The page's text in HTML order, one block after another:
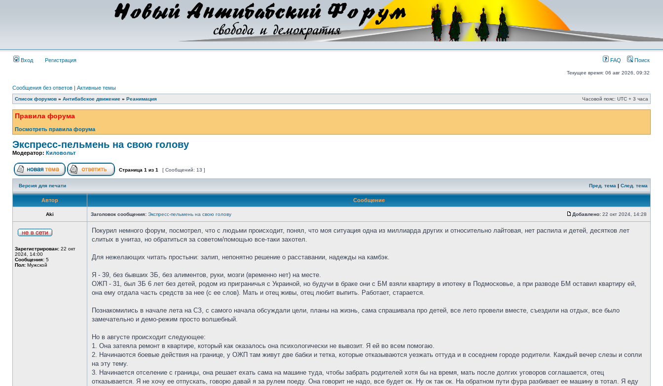
Вход Регистрация FAQ Поиск
Текущее время: 06 авг 2026, 09:32
Сообщения без ответов | Активные темы
Список форумов » Антибабское движение » Реанимация Часовой пояс: UTC + 3 часа
Правила форума
Посмотреть правила форума
Экспресс-пельмень на свою голову
Модератор: Киловольт
Страница 1 из 1 [ Сообщений: 13 ]
Версия для печати Пред. тема | След. тема
Автор Сообщение
Aki Заголовок сообщения: Экспресс-пельмень на свою голову Добавлено: 22 окт 2024, 14:28
Зарегистрирован: 22 окт
2024, 14:00
Сообщения: 5
Пол: Мужской
Покурил немного форум, посмотрел, что с людьми происходит, понял, что моя ситуация одна из миллиарда других и относительно лайтовая, нет распила и детей, десятков лет
слитых в унитаз, но обратиться за советом/помощью все-таки захотел.
Для нежелающих читать простыни: залип, непонятно решение о расставании, надежды на камбэк.
Я - 39, без бывших ЗБ, без алиментов, руки, мозги (временно нет) на месте.
ОЖП - 31, был ЗБ 6 лет без детей, родом из приграничья с Украиной, но будучи в браке они с БМ взяли квартиру в ипотеку в Подмосковье, а при разводе БМ оставил квартиру ей,
она ему отдала часть средств за нее (с ее слов). Мать и отец живы, отец любит выпить. Работает, старается.
Познакомились в начале лета на СЗ, с самого начала обсуждали цели, планы на жизнь, сама спрашивала про детей, все лето провели вместе, съездили на отдых, все было
замечательно и демо-режим просто волшебный.
Но в августе происходит следующее:
1. Она затеяла ремонт в квартире, который как оказалось она психологически не вывозит. Я ей во всем помогаю.
2. Начинаются боевые действия на границе, у ОЖП там живут две бабки и тетка, которые отказываются уезжать оттуда и в соседнем городе родители. Каждый вечер слезы и сопли
на эту тему.
3. Начинается отселение с границы, она решает ехать сама на машине туда, чтобы забрать родителей хотя бы на время, мать после долгих уговоров соглашается, отец
отказывается. Я не хочу ее отпускать, говорю давай я за рулем поеду. Она говорит не надо, все будет ок. Ну ок так ок. На обратном пути фура разбивает ее машину в тотал. Я еду